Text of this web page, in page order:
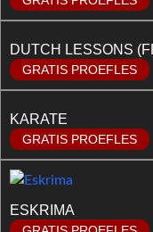
DUTCH LESSONS
GRATIS PROEFLES
KARATE
GRATIS PROEFLES
ESKRIMA